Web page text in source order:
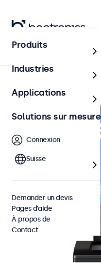
Produits
Industries
Applications
Solutions sur mesure
Connexion
Suisse
Demander un devis
Pages d’aide
À propos de
Contact